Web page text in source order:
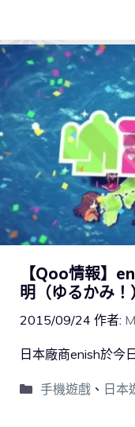
【Qoo情報】
明（ゆるかみ
2015/09/24 作者:
日本廠商enish於今
手機遊戲、 日本